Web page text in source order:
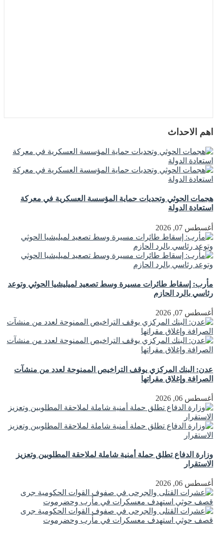
اهم الاحداث
هجمات الحوثي وتحديات حماية المؤسسة العسكرية في معركة
استعادة الدولة
أغسطس 07, 2026
مأرب: إسقاط طائرات مسيرة وسط تصعيد لميليشيا الحوثي وتوعد
رئاسي بالرد الحازم
أغسطس 07, 2026
عدن: البنك المركزي يوقف التراخيص الممنوحة لعدد من منشآت
الصرافة وإغلاق مقراتها
أغسطس 06, 2026
وزارة الدفاع تطلق حملة أمنية شاملة لملاحقة المطلوبين وتعزيز
الاستقرار
أغسطس 06, 2026